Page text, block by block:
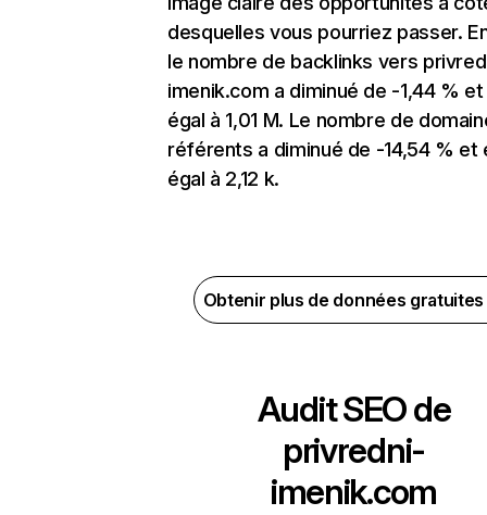
desquelles vous pourriez passer.
le nombre de backlinks vers
imenik.com a diminué de -1,44 %
égal à 1,01 M. Le nombre de
référents a diminué de -14,54 % et
égal à 2,12 k.
Obtenir plus de données
Audit SEO de
privredni-
imenik.com